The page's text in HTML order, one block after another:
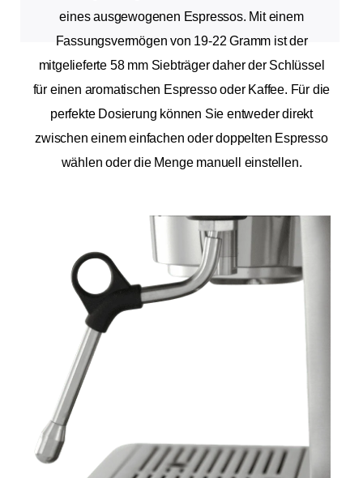
eines ausgewogenen Espressos. Mit einem
Fassungsvermögen von 19-22 Gramm ist der
mitgelieferte 58 mm Siebträger daher der Schlüssel
für einen aromatischen Espresso oder Kaffee. Für die
perfekte Dosierung können Sie entweder direkt
zwischen einem einfachen oder doppelten Espresso
wählen oder die Menge manuell einstellen.